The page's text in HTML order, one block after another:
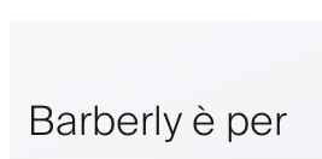
Barberly è per